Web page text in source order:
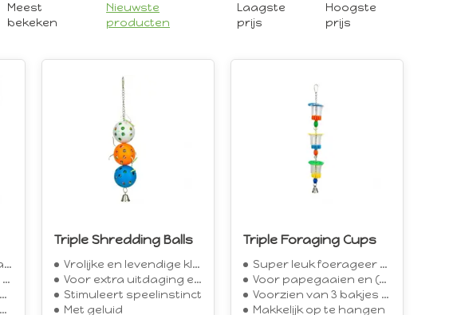
Meest
bekeken
Nieuwste
producten
Laagste
prijs
Hoogste
prijs
Triple Shredding Balls
Vrolijke en levendige kleuren
Voor extra uitdaging en plezier
Stimuleert speelinstinct
Met geluid
Triple Foraging Cups
Super leuk foerageer speelgoed
Voor papegaaien en (grote) parkieten
Voorzien van 3 bakjes aan kettingen
Makkelijk op te hangen